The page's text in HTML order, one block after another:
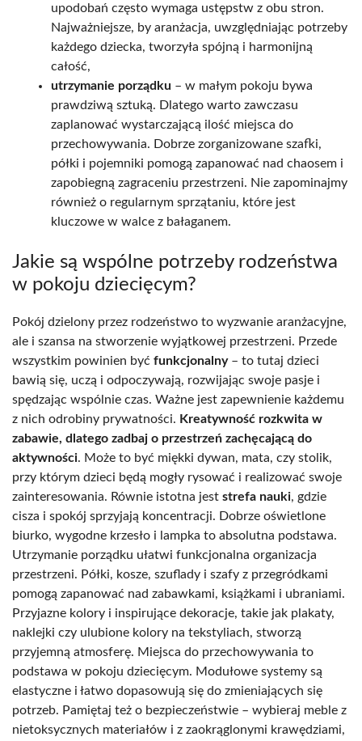
upodobań często wymaga ustępstw z obu stron.
Najważniejsze, by aranżacja, uwzględniając potrzeby
każdego dziecka, tworzyła spójną i harmonijną
całość,
utrzymanie porządku – w małym pokoju bywa
prawdziwą sztuką. Dlatego warto zawczasu
zaplanować wystarczającą ilość miejsca do
przechowywania. Dobrze zorganizowane szafki,
półki i pojemniki pomogą zapanować nad chaosem i
zapobiegną zagraceniu przestrzeni. Nie zapominajmy
również o regularnym sprzątaniu, które jest
kluczowe w walce z bałaganem.
Jakie są wspólne potrzeby rodzeństwa
w pokoju dziecięcym?
Pokój dzielony przez rodzeństwo to wyzwanie aranżacyjne,
ale i szansa na stworzenie wyjątkowej przestrzeni. Przede
wszystkim powinien być funkcjonalny– to tutaj dzieci
bawią się, uczą i odpoczywają, rozwijając swoje pasje i
spędzając wspólnie czas. Ważne jest zapewnienie każdemu
z nich odrobiny prywatności. Kreatywność rozkwita w
zabawie, dlatego zadbaj o przestrzeń zachęcającą do
aktywności. Może to być miękki dywan, mata, czy stolik,
przy którym dzieci będą mogły rysować i realizować swoje
zainteresowania. Równie istotna jest strefa nauki, gdzie
cisza i spokój sprzyjają koncentracji. Dobrze oświetlone
biurko, wygodne krzesło i lampka to absolutna podstawa.
Utrzymanie porządku ułatwi funkcjonalna organizacja
przestrzeni. Półki, kosze, szuflady i szafy z przegródkami
pomogą zapanować nad zabawkami, książkami i ubraniami.
Przyjazne kolory i inspirujące dekoracje, takie jak plakaty,
naklejki czy ulubione kolory na tekstyliach, stworzą
przyjemną atmosferę. Miejsca do przechowywania to
podstawa w pokoju dziecięcym. Modułowe systemy są
elastyczne i łatwo dopasowują się do zmieniających się
potrzeb. Pamiętaj też o bezpieczeństwie – wybieraj meble z
nietoksycznych materiałów i z zaokrąglonymi krawędziami,